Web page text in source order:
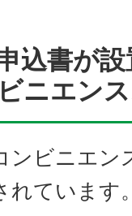
込書が
ニエン
ンビニエン
れています